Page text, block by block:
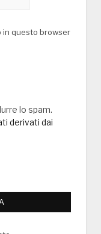
in questo browser
lo spam.
derivati dai